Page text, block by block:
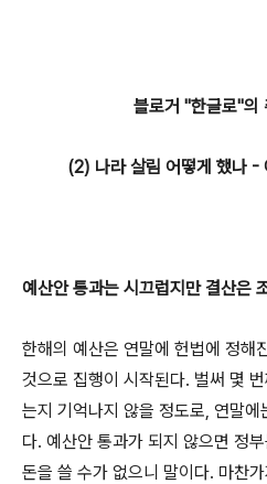
블로거 "한글로"의
(2) 나라 살림 어떻게 했나 -
예산안 통과는 시끄럽지만 결산은
한해의 예산은 연말에 헌법에 정해
것으로 집행이 시작된다. 벌써 몇
는지 기억나지 않을 정도로, 연말
다. 예산안 통과가 되지 않으면 정
돈을 쓸 수가 없으니 말이다. 마찬